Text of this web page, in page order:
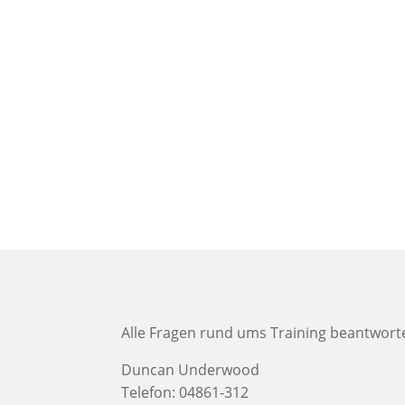
Alle Fragen rund ums Training
Duncan Underwood
Telefon: 04861-312